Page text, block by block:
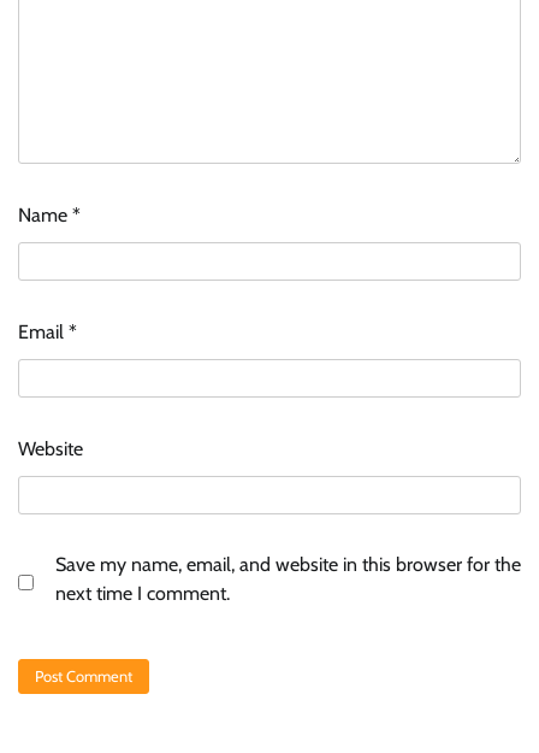
Name *
Email *
Website
Save my name, email, and website in this browser for the
next time I comment.